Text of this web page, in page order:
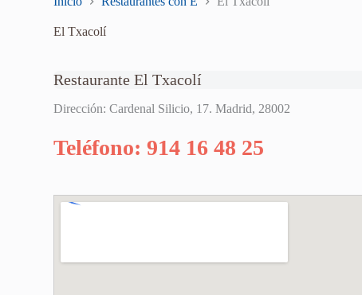
El Txacolí
Restaurante El Txacolí
Dirección: Cardenal Silicio, 17. Madrid, 28002
Teléfono: 914 16 48 25